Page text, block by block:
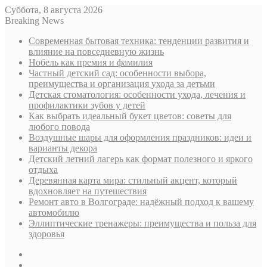
Суббота, 8 августа 2026
Breaking News
Современная бытовая техника: тенденции развития и
влияние на повседневную жизнь
Нобель как премия и фамилия
Частный детский сад: особенности выбора,
преимущества и организация ухода за детьми
Детская стоматология: особенности ухода, лечения и
профилактики зубов у детей
Как выбрать идеальный букет цветов: советы для
любого повода
Воздушные шары для оформления праздников: идеи и
варианты декора
Детский летний лагерь как формат полезного и яркого
отдыха
Деревянная карта мира: стильный акцент, который
вдохновляет на путешествия
Ремонт авто в Волгограде: надёжный подход к вашему
автомобилю
Эллиптические тренажеры: преимущества и польза для
здоровья